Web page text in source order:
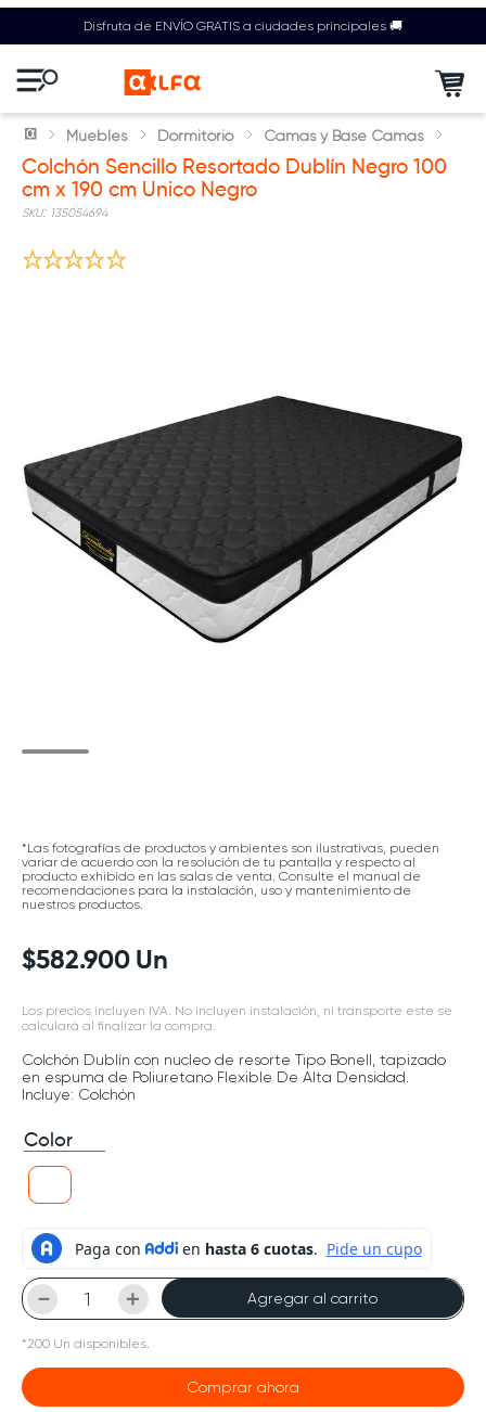
Disfruta de ENVÍO GRATIS a ciudades principales 🚚
Muebles Dormitorio Camas y Base Camas
Colchón Sencillo Resortado Dublín Negro 100
cm x 190 cm Unico Negro
: 135054694
*Las fotografías de productos y ambientes son ilustrativas, pueden
variar de acuerdo con la resolución de tu pantalla y respecto al
producto exhibido en las salas de venta. Consulte el manual de
recomendaciones para la instalación, uso y mantenimiento de
nuestros productos.
$582.900 Un
Los precios incluyen IVA. No incluyen instalación, ni transporte este se
calculará al finalizar la compra.
Colchón Dublín con nucleo de resorte Tipo Bonell, tapizado
en espuma de Poliuretano Flexible De Alta Densidad.
Incluye: Colchón
Color
＋
－ Agregar al carrito
*200 Un disponibles.
Comprar ahora